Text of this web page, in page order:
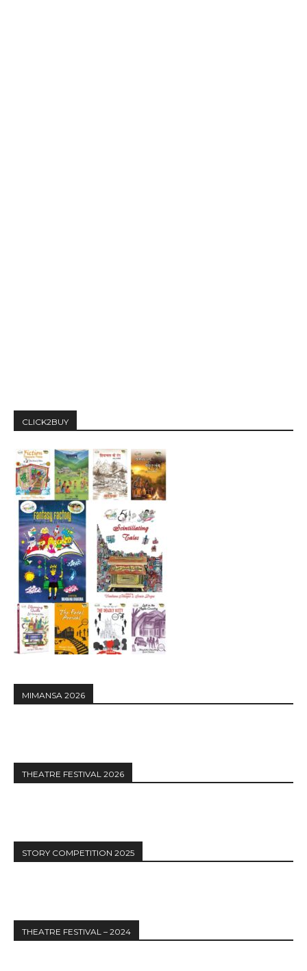
CLICK2BUY
MIMANSA 2026
THEATRE FESTIVAL 2026
STORY COMPETITION 2025
THEATRE FESTIVAL – 2024